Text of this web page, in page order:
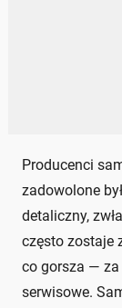
Producenci
zadowolone
detaliczny,
często zostaje
co gorsza —
serwisowe.